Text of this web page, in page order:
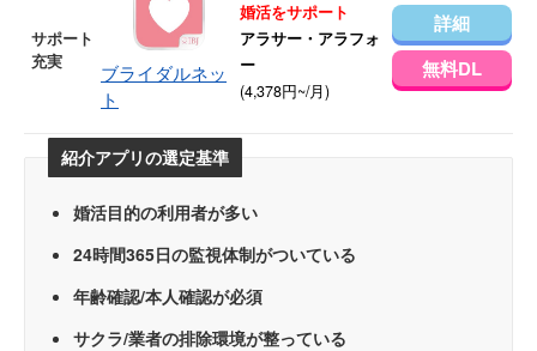
サポート
充実
ブライダルネッ
ト
婚活をサポート
アラサー・アラフォ
ー
(4,378円~/月)
詳細
無料DL
紹介アプリの選定基準
婚活目的の利用者が多い
24時間365日の監視体制がついている
年齢確認/本人確認が必須
サクラ/業者の排除環境が整っている